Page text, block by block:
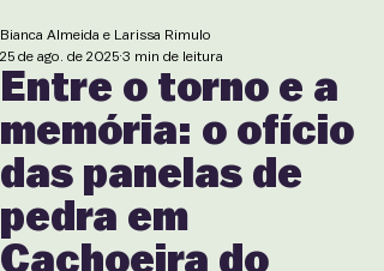
Entre o torno e a
memória: o ofício
das panelas de
pedra em
Cachoeira do
Bianca Almeida e Larissa Rimulo
25 de ago. de 2025 3 min de leitura